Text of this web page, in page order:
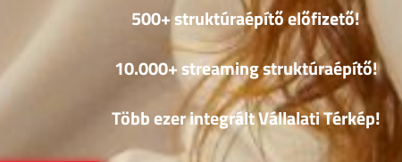
500+ struktúraépítő előfizető!
10.000+ streaming struktúraépítő!
Több ezer integrált Vállalati Térkép!